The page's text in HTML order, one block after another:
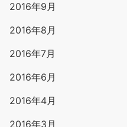
2016年9月
2016年8月
2016年7月
2016年6月
2016年4月
2016年3月